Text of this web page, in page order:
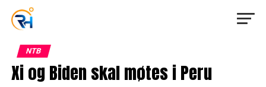
NTB
Xi og Biden skal møtes i Peru